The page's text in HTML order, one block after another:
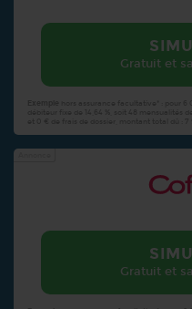
Gratuit et
Gratuit et